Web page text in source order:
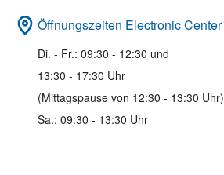
Öffnungszeiten Electronic Center
Di. - Fr.: 09:30 - 12:30 und
13:30 - 17:30 Uhr
(Mittagspause von 12:30 - 13:30 Uhr)
Sa.: 09:30 - 13:30 Uhr